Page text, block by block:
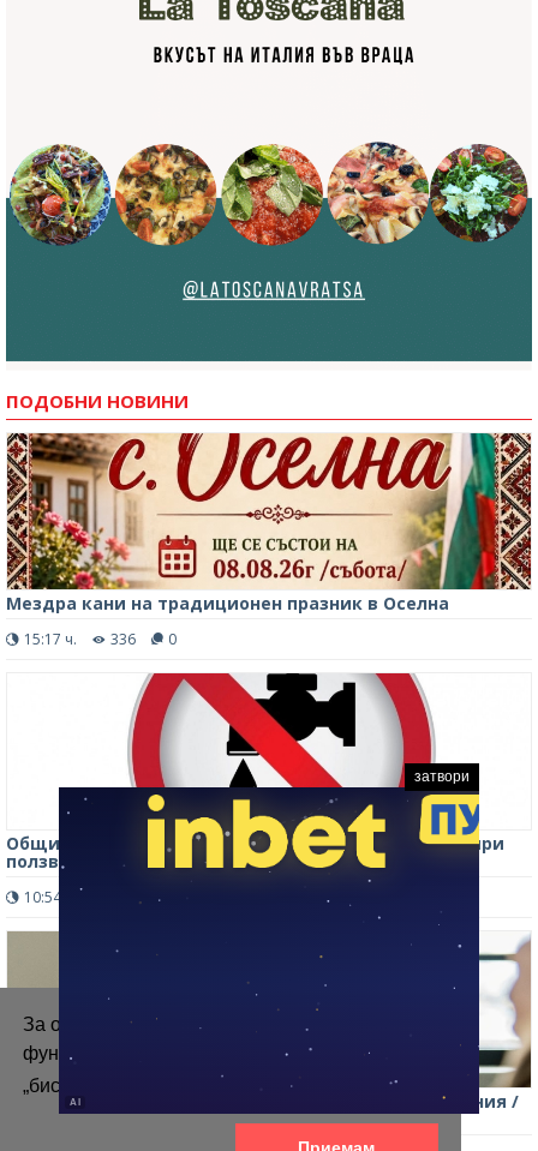
За осигуряване на правилното
функциониране на уебсайта ние използваме
„бисквитки“.
Повече информация
ПОДОБНИ НОВИНИ
Мездра кани на традиционен празник в Оселна
15:17 ч. 336 0
Община Мездра въвежда временни ограничения при
ползването на вода за непитейни нужди
10:54 ч.
Община Мездра провежда информационна кампания /
снимки/
затвори